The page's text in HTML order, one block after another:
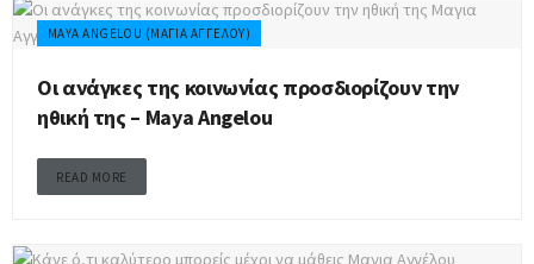
MAYA ANGELOU (ΜΆΓΙΑ ΑΓΓΈΛΟΥ)
Οι ανάγκες της κοινωνίας προσδιορίζουν την
ηθική της – Maya Angelou
READ MORE